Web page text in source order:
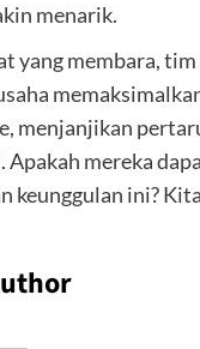
menarik.
yang membara,
menjanjikan
Apakah mereka
keunggulan ini?